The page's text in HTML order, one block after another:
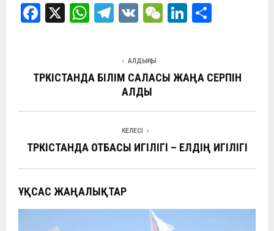
F
b
o
X
W
s
p
T
gr
a
m
V
W
h
Li
dI
n
р
в
ть
АЛДЫҢҒЫ
ТҮРКІСТАНДА БІЛІМ САЛАСЫ ЖАҢА СЕРПІН
АЛДЫ
КЕЛЕСІ
ТҮРКІСТАНДА ОТБАСЫ ИГІЛІГІ – ЕЛДІҢ ИГІЛІГІ
ҰҚСАС ЖАҢАЛЫҚТАР